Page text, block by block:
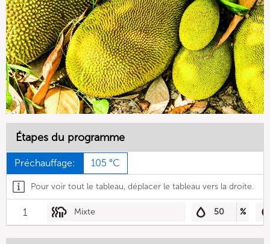
Étapes du programme
Préchauffage: 105 °C
Pour voir tout le tableau, déplacer le tableau vers la droite.
1 Mixte 50 %